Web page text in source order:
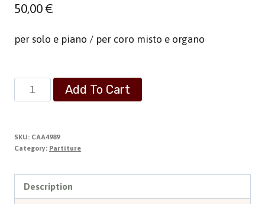
50,00€
per solo e piano / per coro misto e organo
Opera
Omnia
-
Liriche,
Canzoni
-
Add To Cart
SKU: CAA4989
Category: Partiture
Description